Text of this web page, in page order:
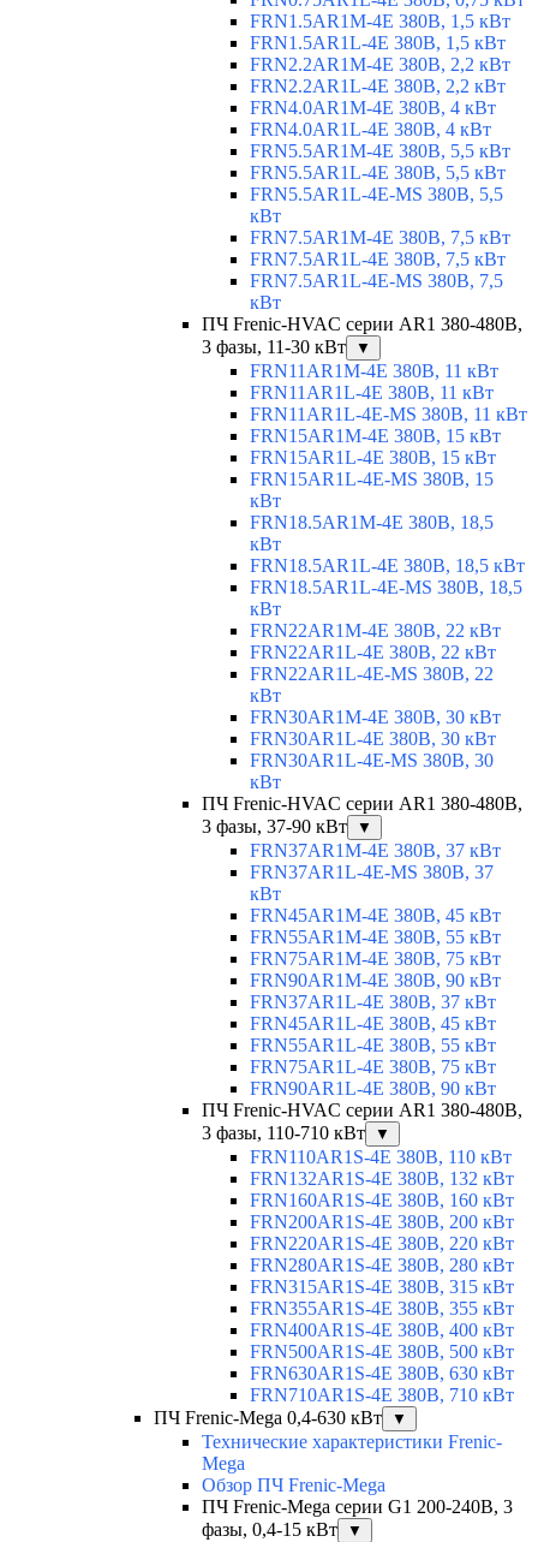
FRN1.5AR1M-4E 380В, 1,5 кВт
FRN1.5AR1L-4E 380В, 1,5 кВт
FRN2.2AR1M-4E 380В, 2,2 кВт
FRN2.2AR1L-4E 380В, 2,2 кВт
FRN4.0AR1M-4E 380В, 4 кВт
FRN4.0AR1L-4E 380В, 4 кВт
FRN5.5AR1M-4E 380В, 5,5 кВт
FRN5.5AR1L-4E 380В, 5,5 кВт
FRN5.5AR1L-4E-MS 380В, 5,5
кВт
FRN7.5AR1M-4E 380В, 7,5 кВт
FRN7.5AR1L-4E 380В, 7,5 кВт
FRN7.5AR1L-4E-MS 380В, 7,5
кВт
ПЧ Frenic-HVAC серии AR1 380-480В,
3 фазы, 11-30 кВт
▼
FRN11AR1M-4E 380В, 11 кВт
FRN11AR1L-4E 380В, 11 кВт
FRN11AR1L-4E-MS 380В, 11 кВт
FRN15AR1M-4E 380В, 15 кВт
FRN15AR1L-4E 380В, 15 кВт
FRN15AR1L-4E-MS 380В, 15
кВт
FRN18.5AR1M-4E 380В, 18,5
кВт
FRN18.5AR1L-4E 380В, 18,5 кВт
FRN18.5AR1L-4E-MS 380В, 18,5
кВт
FRN22AR1M-4E 380В, 22 кВт
FRN22AR1L-4E 380В, 22 кВт
FRN22AR1L-4E-MS 380В, 22
кВт
FRN30AR1M-4E 380В, 30 кВт
FRN30AR1L-4E 380В, 30 кВт
FRN30AR1L-4E-MS 380В, 30
кВт
ПЧ Frenic-HVAC серии AR1 380-480В,
3 фазы, 37-90 кВт
▼
FRN37AR1M-4E 380В, 37 кВт
FRN37AR1L-4E-MS 380В, 37
кВт
FRN45AR1M-4E 380В, 45 кВт
FRN55AR1M-4E 380В, 55 кВт
FRN75AR1M-4E 380В, 75 кВт
FRN90AR1M-4E 380В, 90 кВт
FRN37AR1L-4E 380В, 37 кВт
FRN45AR1L-4E 380В, 45 кВт
FRN55AR1L-4E 380В, 55 кВт
FRN75AR1L-4E 380В, 75 кВт
FRN90AR1L-4E 380В, 90 кВт
ПЧ Frenic-HVAC серии AR1 380-480В,
3 фазы, 110-710 кВт
▼
FRN110AR1S-4E 380В, 110 кВт
FRN132AR1S-4E 380В, 132 кВт
FRN160AR1S-4E 380В, 160 кВт
FRN200AR1S-4E 380В, 200 кВт
FRN220AR1S-4E 380В, 220 кВт
FRN280AR1S-4E 380В, 280 кВт
FRN315AR1S-4E 380В, 315 кВт
FRN355AR1S-4E 380В, 355 кВт
FRN400AR1S-4E 380В, 400 кВт
FRN500AR1S-4E 380В, 500 кВт
FRN630AR1S-4E 380В, 630 кВт
FRN710AR1S-4E 380В, 710 кВт
ПЧ Frenic-Mega 0,4-630 кВт
▼
Технические характеристики Frenic-
Mega
Обзор ПЧ Frenic-Mega
ПЧ Frenic-Mega серии G1 200-240В, 3
фазы, 0,4-15 кВт
▼